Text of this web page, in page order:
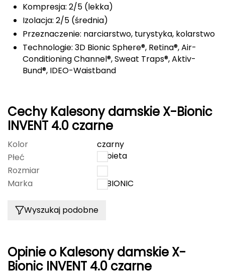
Gerber
Giant Dragon
Gilmonte
Grand Trunk
Granger's
Gregory
Grivel
HMS
Kompresja: 2/5 (lekka)
Izolacja: 2/5 (średnia)
Przeznaczenie: narciarstwo, turystyka, kolarstwo
Technologie: 3D Bionic Sphere®, Retina®, Air-
Conditioning Channel®, Sweat Traps®, Aktiv-
Bund®, IDEO-Waistband
Cechy Kalesony damskie X-Bionic
INVENT 4.0 czarne
Kolor
czarny
Płeć
kobieta
Rozmiar
Marka
X-BIONIC
Wyszukaj podobne
Opinie o Kalesony damskie X-
Bionic INVENT 4.0 czarne